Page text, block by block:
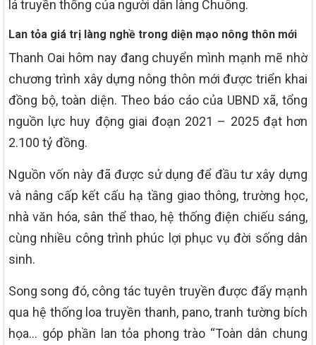
lá truyền thống của người dân làng Chuông.
Lan tỏa giá trị làng nghề trong diện mạo nông thôn mới
Thanh Oai hôm nay đang chuyển mình mạnh mẽ nhờ
chương trình xây dựng nông thôn mới được triển khai
đồng bộ, toàn diện. Theo báo cáo của UBND xã, tổng
nguồn lực huy động giai đoạn 2021 – 2025 đạt hơn
2.100 tỷ đồng.
Nguồn vốn này đã được sử dụng để đầu tư xây dựng
và nâng cấp kết cấu hạ tầng giao thông, trường học,
nhà văn hóa, sân thể thao, hệ thống điện chiếu sáng,
cùng nhiều công trình phúc lợi phục vụ đời sống dân
sinh.
Song song đó, công tác tuyên truyền được đẩy mạnh
qua hệ thống loa truyền thanh, pano, tranh tường bích
họa… góp phần lan tỏa phong trào “Toàn dân chung